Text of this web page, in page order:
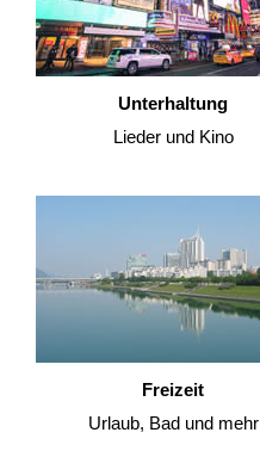
Unterhaltung
Lieder und Kino
Freizeit
Urlaub, Bad und mehr